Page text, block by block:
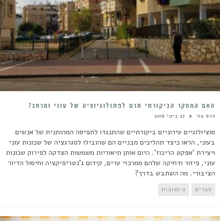
האם המחקר הביקורתי תרם לפתולוגיזציה של עוני ומרחב?
הדס צור 27 ביוני 2018
סוציולוגיים עירוניים ביקורתיים שהתנגדו לתפיסה המהותנית של אנשים
בעוני, הראו כיצד תהליכים מבניים הם שהובילו לסגרגציה של שכונות עוני
ויצירת 'אפקט הריכוז'. היום אותן תיאוריות משמשות הצדקה לפירוק שכונות
עוני, פיזור ודחיקה שלהם ממרכזי ערים, קידום ג'נטריפיקציה וחיסול הדיור
הציבורי. מה השתבש בדרך?
ספרים 0 תגובות